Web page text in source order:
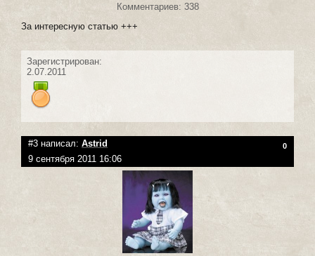
Комментариев: 338
За интересную статью +++
Зарегистрирован:
2.07.2011
#3 написал: Astrid 0
9 сентября 2011 16:06